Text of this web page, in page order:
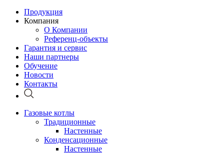
Продукция
Компания
О Компании
Референц-объекты
Гарантия и сервис
Наши партнеры
Обучение
Новости
Контакты
Газовые котлы
Традиционные
Настенные
Конденсационные
Настенные